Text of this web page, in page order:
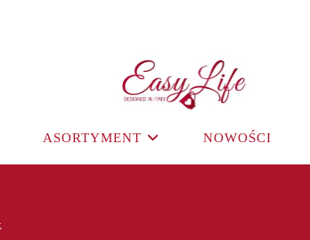
ASORTYMENT NOWOŚCI